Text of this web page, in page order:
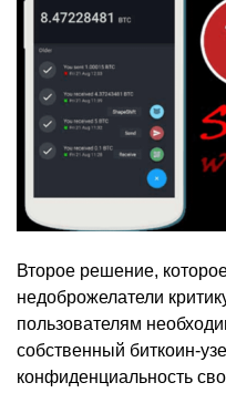
Второе решение,
недоброжелатели
пользователям
собственный биткоин-
конфиденциальность